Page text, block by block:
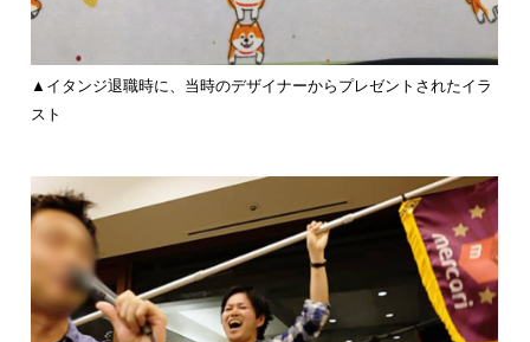
▲イタンジ退職時に、当時のデザイナーからプレゼントされたイラ
スト